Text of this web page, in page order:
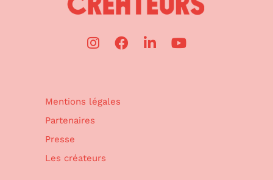
Mentions légales
Partenaires
Presse
Les créateurs